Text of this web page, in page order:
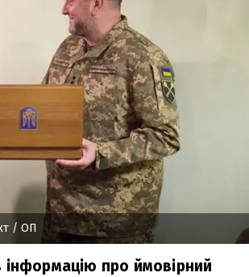
/ ОП
інформацію про ймовірний